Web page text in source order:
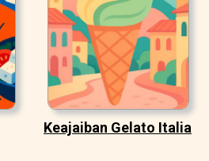
Keajaiban Gelato Italia